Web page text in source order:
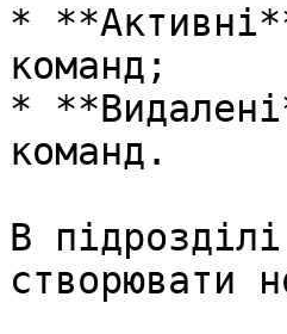
*
команд;
*
команд.
В
створювати